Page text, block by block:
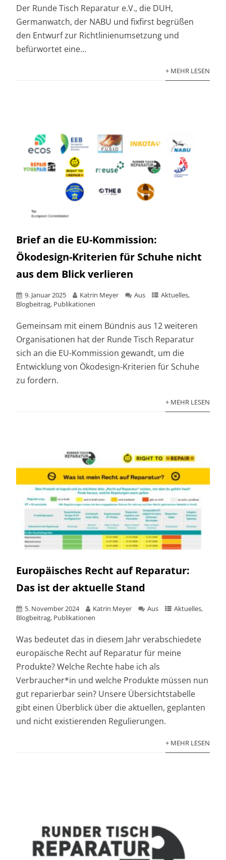
Der Runde Tisch Reparatur e.V., die DUH,
Germanwatch, der NABU und fixfirst begrüßen
den Entwurf zur Richtlinienumsetzung und
befürwortet eine...
+ MEHR LESEN
Brief an die EU-Kommission:
Ökodesign-Kriterien für Schuhe nicht
aus dem Blick verlieren
9. Januar 2025 Katrin Meyer Aus Aktuelles,
Blogbeitrag, Publikationen
Gemeinsam mit einem Bündnis aus 12 weiteren
Organisationen hat der Runde Tisch Reparatur
sich an die EU-Kommission gewandt, um die
Entwicklung von Ökodesign-Kriterien für Schuhe
zu fordern.
+ MEHR LESEN
Europäisches Recht auf Reparatur:
Das ist der aktuelle Stand
5. November 2024 Katrin Meyer Aus Aktuelles,
Blogbeitrag, Publikationen
Was bedeutet das in diesem Jahr verabschiedete
europäische Recht auf Reparatur für meine
Produkte? Welche Rechte habe ich als
Verbraucher*in und welche Produkte müssen nun
gut reparierbar sein? Unsere Übersichtstabelle
gibt einen Überblick über die aktuellen, geplanten
und nicht existierenden Regulierungen.
+ MEHR LESEN